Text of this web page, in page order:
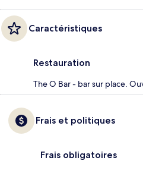
Caractéristiques
Restauration
The O Bar - bar sur place.
Frais et politiques
Frais obligatoires